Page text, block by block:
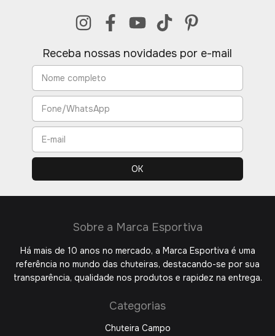
Receba nossas novidades por e-mail
Sobre a Marca Esportiva
Há mais de 10 anos no mercado, a Marca Esportiva é uma
referência no mundo das chuteiras, destacando-se por sua
transparência, qualidade nos produtos e rapidez na entrega.
Categorias
Chuteira Campo